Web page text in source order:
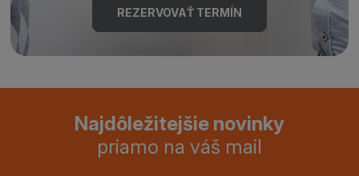
REZERVOVAŤ TERMÍN
Najdôležitejšie novinky
priamo na váš mail